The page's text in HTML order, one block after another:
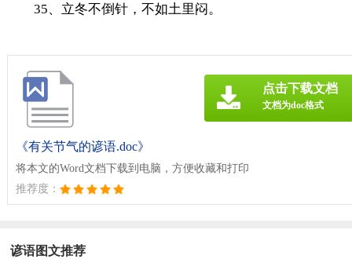
35、立冬不倒针，不如土里闷。
《有关节气的谚语.doc》
将本文的Word文档下载到电脑，方便收藏和打印
推荐度：
点击下载文档
文档为doc格式
谚语图文推荐